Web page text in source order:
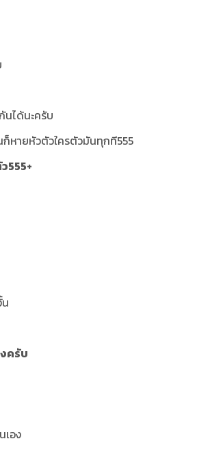
ได้นะครับ
หายหัวตัวใครตัวมันทุกที555
555+
ครับ
เอง